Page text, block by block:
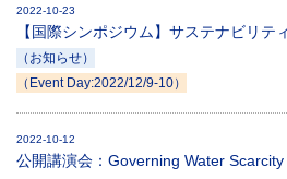
2022-10-23
【国際シンポジウム】サステナビリテ
（お知らせ）
（Event Day:2022/12/9-10）
2022-10-12
公開講演会：Governing Water